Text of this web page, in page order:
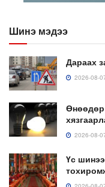
Шинэ мэдээ
Дараах
2026-08-
Өнөөдөр
2026-08-
Үс